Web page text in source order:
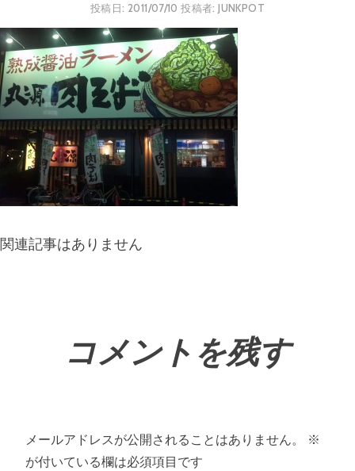
投稿日: 2011/07/10 投稿者:JUNKPOT
関連記事はありません
コメントを残す
メールアドレスが公開されることはありません。
※
が付いている欄は必須項目です